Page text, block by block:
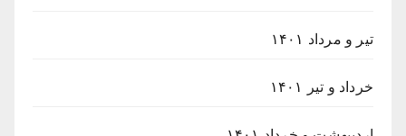
تیر و مرداد ۱۴۰۱
خرداد و تیر ۱۴۰۱